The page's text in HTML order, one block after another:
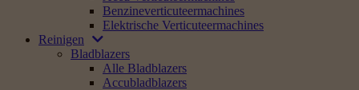
Benzineverticuteermachines
Elektrische Verticuteermachines
Reinigen
Bladblazers
Alle Bladblazers
Accubladblazers